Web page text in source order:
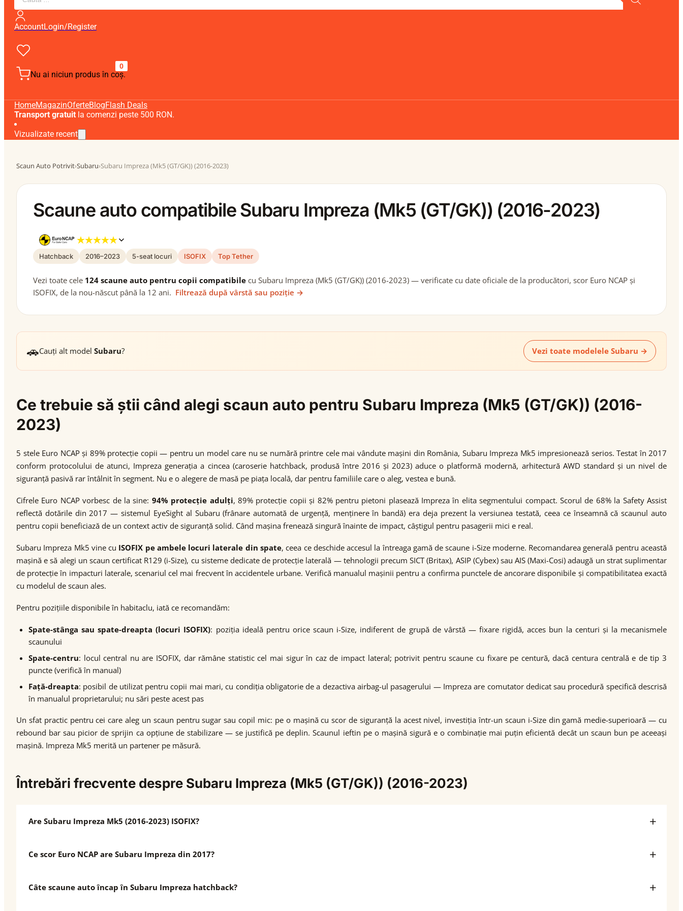
AccountLogin/Register
0
Nu ai niciun produs în coș.
HomeMagazinOferteBlogFlash Deals
Transport gratuit la comenzi peste 500 RON.
Vizualizate recent
Scaun Auto Potrivit›Subaru›Subaru Impreza (Mk5 (GT/GK)) (2016-2023)
Scaune auto compatibile Subaru Impreza (Mk5 (GT/GK)) (2016-2023)
Hatchback 2016–2023 5-seat locuri ISOFIX Top Tether
Vezi toate cele 124 scaune auto pentru copii compatibile cu Subaru Impreza (Mk5 (GT/GK)) (2016-2023) — verificate cu date oficiale de la producători, scor Euro NCAP și
ISOFIX, de la nou-născut până la 12 ani. Filtrează după vârstă sau poziție →
🚗Cauți alt model Subaru? Vezi toate modelele Subaru →
Ce trebuie să știi când alegi scaun auto pentru Subaru Impreza (Mk5 (GT/GK)) (2016-
2023)
5 stele Euro NCAP și 89% protecție copii — pentru un model care nu se numără printre cele mai vândute mașini din România, Subaru Impreza Mk5 impresionează serios. Testat în 2017
conform protocolului de atunci, Impreza generația a cincea (caroserie hatchback, produsă între 2016 și 2023) aduce o platformă modernă, arhitectură AWD standard și un nivel de
siguranță pasivă rar întâlnit în segment. Nu e o alegere de masă pe piața locală, dar pentru familiile care o aleg, vestea e bună.
Cifrele Euro NCAP vorbesc de la sine: 94% protecție adulți, 89% protecție copii și 82% pentru pietoni plasează Impreza în elita segmentului compact. Scorul de 68% la Safety Assist
reflectă dotările din 2017 — sistemul EyeSight al Subaru (frânare automată de urgență, menținere în bandă) era deja prezent la versiunea testată, ceea ce înseamnă că scaunul auto
pentru copii beneficiază de un context activ de siguranță solid. Când mașina frenează singură înainte de impact, câștigul pentru pasagerii mici e real.
Subaru Impreza Mk5 vine cu ISOFIX pe ambele locuri laterale din spate, ceea ce deschide accesul la întreaga gamă de scaune i-Size moderne. Recomandarea generală pentru această
mașină e să alegi un scaun certificat R129 (i-Size), cu sisteme dedicate de protecție laterală — tehnologii precum SICT (Britax), ASIP (Cybex) sau AIS (Maxi-Cosi) adaugă un strat suplimentar
de protecție în impacturi laterale, scenariul cel mai frecvent în accidentele urbane. Verifică manualul mașinii pentru a confirma punctele de ancorare disponibile și compatibilitatea exactă
cu modelul de scaun ales.
Pentru pozițiile disponibile în habitaclu, iată ce recomandăm:
Spate-stânga sau spate-dreapta (locuri ISOFIX): poziția ideală pentru orice scaun i-Size, indiferent de grupă de vârstă — fixare rigidă, acces bun la centuri și la mecanismele
scaunului
Spate-centru: locul central nu are ISOFIX, dar rămâne statistic cel mai sigur în caz de impact lateral; potrivit pentru scaune cu fixare pe centură, dacă centura centrală e de tip 3
puncte (verifică în manual)
Față-dreapta: posibil de utilizat pentru copii mai mari, cu condiția obligatorie de a dezactiva airbag-ul pasagerului — Impreza are comutator dedicat sau procedură specifică descrisă
în manualul proprietarului; nu sări peste acest pas
Un sfat practic pentru cei care aleg un scaun pentru sugar sau copil mic: pe o mașină cu scor de siguranță la acest nivel, investiția într-un scaun i-Size din gamă medie-superioară — cu
rebound bar sau picior de sprijin ca opțiune de stabilizare — se justifică pe deplin. Scaunul ieftin pe o mașină sigură e o combinație mai puțin eficientă decât un scaun bun pe aceeași
mașină. Impreza Mk5 merită un partener pe măsură.
Întrebări frecvente despre Subaru Impreza (Mk5 (GT/GK)) (2016-2023)
Are Subaru Impreza Mk5 (2016-2023) ISOFIX?
Ce scor Euro NCAP are Subaru Impreza din 2017?
Câte scaune auto încap în Subaru Impreza hatchback?